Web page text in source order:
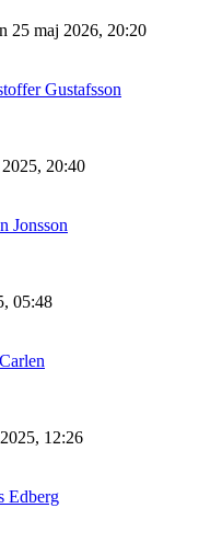
25 maj 2026, 20:20
Gustafsson
20:40
Jonsson
05:48
12:26
Edberg